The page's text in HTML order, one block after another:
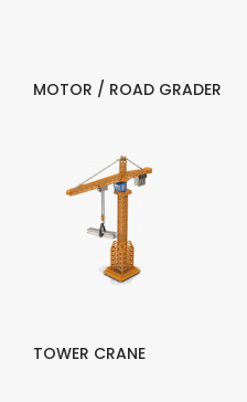
MOTOR / ROAD GRADER
TOWER CRANE